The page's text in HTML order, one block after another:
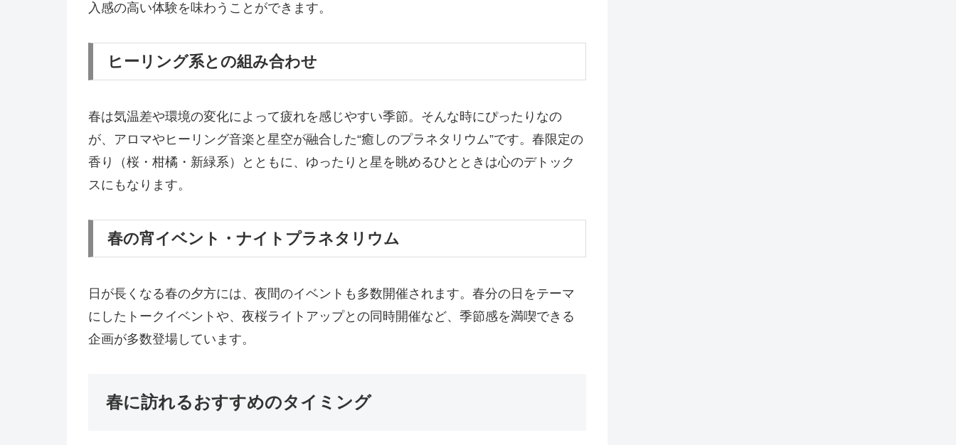
入感の高い体験を味わうことができます。
ヒーリング系との組み合わせ
春は気温差や環境の変化によって疲れを感じやすい季節。そんな時にぴったりなの
が、アロマやヒーリング音楽と星空が融合した“癒しのプラネタリウム”です。春限定の
香り（桜・柑橘・新緑系）とともに、ゆったりと星を眺めるひとときは心のデトック
スにもなります。
春の宵イベント・ナイトプラネタリウム
日が長くなる春の夕方には、夜間のイベントも多数開催されます。春分の日をテーマ
にしたトークイベントや、夜桜ライトアップとの同時開催など、季節感を満喫できる
企画が多数登場しています。
春に訪れるおすすめのタイミング